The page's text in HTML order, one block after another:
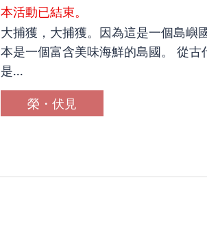
本活動已結束。
大捕獲，大捕獲。因為這是一個島嶼
本是一個富含美味海鮮的島國。 從
是...
榮・伏見